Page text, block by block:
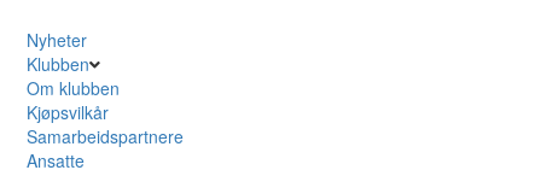
Nyheter
Klubben
Om klubben
Kjøpsvilkår
Samarbeidspartnere
Ansatte